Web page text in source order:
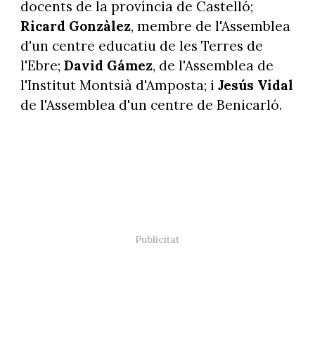
docents de la província de Castelló;
Ricard Gonzàlez, membre de l'Assemblea
d'un centre educatiu de les Terres de
l'Ebre; David Gámez, de l'Assemblea de
l'Institut Montsià d'Amposta; i Jesús Vidal
de l'Assemblea d'un centre de Benicarló.